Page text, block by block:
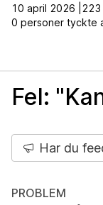
10 april 2026 |
223
0 personer tyckte
Fel:
Har du
PROBLEM